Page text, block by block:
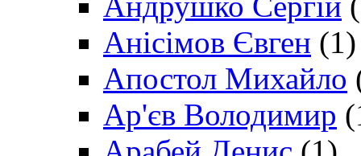
Анісімов Євген (1)
Апостол Михайло
Ар'єв Володимир